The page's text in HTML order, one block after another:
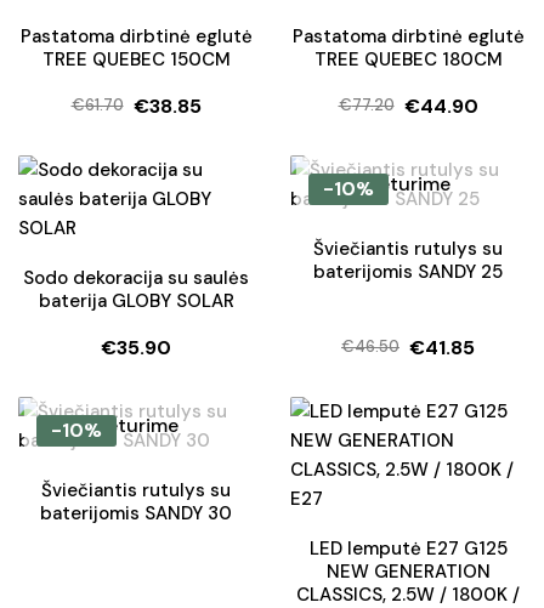
Pastatoma dirbtinė eglutė
TREE QUEBEC 150CM
€61.70
Original
was:
€61.70.
€38.85
Current
is:
€38.85.
Pastatoma dirbtinė eglutė
TREE QUEBEC 180CM
€77.20
Original
was:
€77.20.
€44.90
Current
is:
€44.90.
Sodo dekoracija su saulės
baterija GLOBY SOLAR
€35.90
-10%Neturime
Šviečiantis rutulys su
baterijomis SANDY 25
€46.50
Original
was:
€46.50.
€41.85
Current
is:
€41.85.
-10%Neturime
Šviečiantis rutulys su
baterijomis SANDY 30
LED lemputė E27 G125
NEW GENERATION
CLASSICS, 2.5W / 1800K /